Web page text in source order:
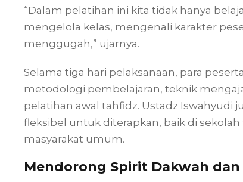
“Dalam pelatihan ini kita tidak hanya
mengelola kelas, mengenali karakter
menggugah,” ujarnya.
Selama tiga hari pelaksanaan, para
metodologi pembelajaran, teknik
pelatihan awal tahfidz. Ustadz
fleksibel untuk diterapkan, baik di
masyarakat umum.
Mendorong Spirit Dakwah